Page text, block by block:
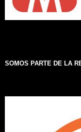
SOMOS PARTE DE LA